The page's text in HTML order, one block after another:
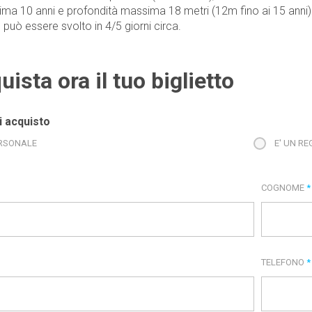
10 anni e profondità massima 18 metri (12m fino ai 15
essere svolto in 4/5 giorni circa.
ora il tuo biglietto
acquisto
E' UN
COGNOME*
TELEFONO*